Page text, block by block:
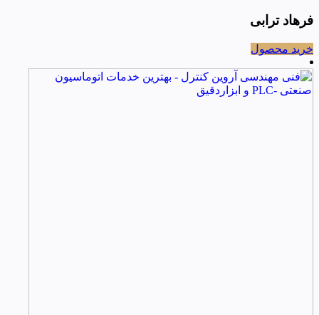
فرهاد ترابی
خرید محصول